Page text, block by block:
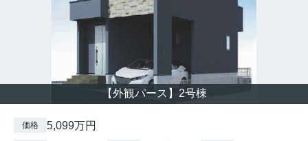
【外観パース】2号棟
価格 5,099万円